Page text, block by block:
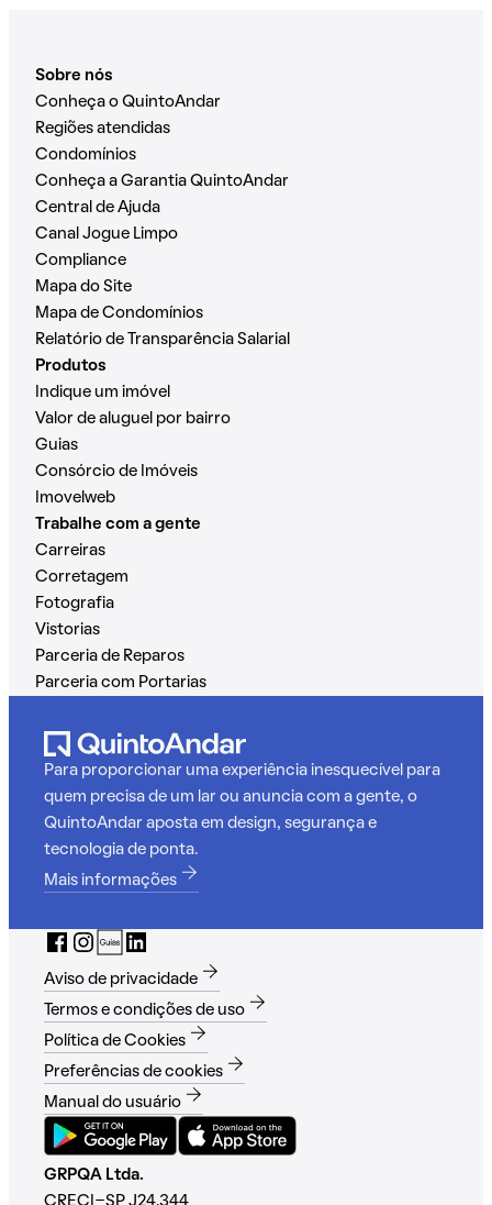
Sobre nós
Conheça o QuintoAndar
Regiões atendidas
Condomínios
Conheça a Garantia QuintoAndar
Central de Ajuda
Canal Jogue Limpo
Compliance
Mapa do Site
Mapa de Condomínios
Relatório de Transparência Salarial
Produtos
Indique um imóvel
Valor de aluguel por bairro
Guias
Consórcio de Imóveis
Imovelweb
Trabalhe com a gente
Carreiras
Corretagem
Fotografia
Vistorias
Parceria de Reparos
Parceria com Portarias
Para proporcionar uma experiência inesquecível para
quem precisa de um lar ou anuncia com a gente, o
QuintoAndar aposta em design, segurança e
tecnologia de ponta.
Mais informações
Aviso de privacidade
Termos e condições de uso
Política de Cookies
Preferências de cookies
Manual do usuário
GRPQA Ltda.